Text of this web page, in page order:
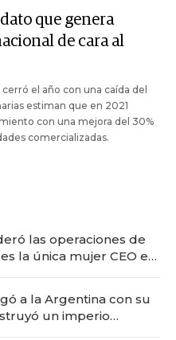
que genera
de cara al
el año con una caída del
estiman que en 2021
con una mejora del 30%
comercializadas.
las operaciones de
la única mujer CEO en
a la Argentina con su
un imperio